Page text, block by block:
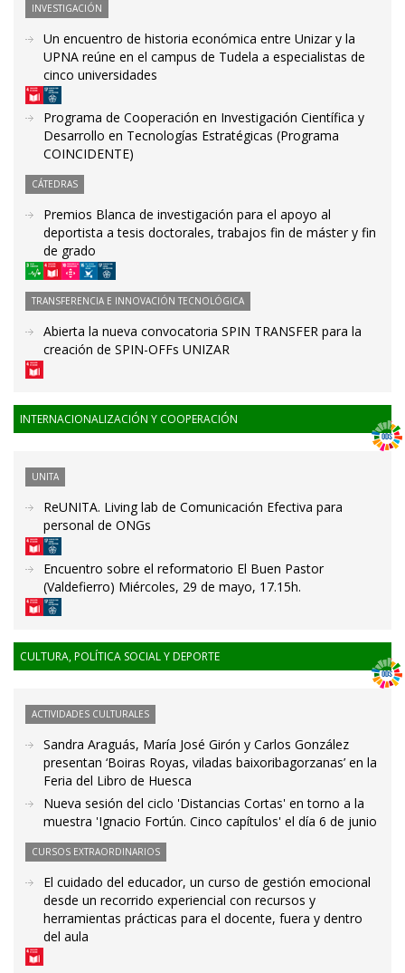
INVESTIGACIÓN
Un encuentro de historia económica entre Unizar y la
UPNA reúne en el campus de Tudela a especialistas de
cinco universidades
Programa de Cooperación en Investigación Científica y
Desarrollo en Tecnologías Estratégicas (Programa
COINCIDENTE)
CÁTEDRAS
Premios Blanca de investigación para el apoyo al
deportista a tesis doctorales, trabajos fin de máster y fin
de grado
TRANSFERENCIA E INNOVACIÓN TECNOLÓGICA
Abierta la nueva convocatoria SPIN TRANSFER para la
creación de SPIN-OFFs UNIZAR
INTERNACIONALIZACIÓN Y COOPERACIÓN
UNITA
ReUNITA. Living lab de Comunicación Efectiva para
personal de ONGs
Encuentro sobre el reformatorio El Buen Pastor
(Valdefierro) Miércoles, 29 de mayo, 17.15h.
CULTURA, POLÍTICA SOCIAL Y DEPORTE
ACTIVIDADES CULTURALES
Sandra Araguás, María José Girón y Carlos González
presentan ‘Boiras Royas, viladas baixoribagorzanas’ en la
Feria del Libro de Huesca
Nueva sesión del ciclo 'Distancias Cortas' en torno a la
muestra 'Ignacio Fortún. Cinco capítulos' el día 6 de junio
CURSOS EXTRAORDINARIOS
El cuidado del educador, un curso de gestión emocional
desde un recorrido experiencial con recursos y
herramientas prácticas para el docente, fuera y dentro
del aula